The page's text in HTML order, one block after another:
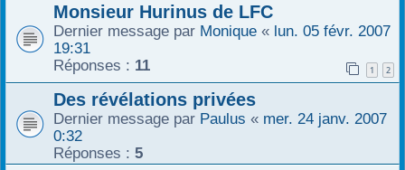
Monsieur Hurinus de LFC
Dernier message par Monique « lun. 05 févr. 2007
19:31
Réponses : 11 1 2
Des révélations privées
Dernier message par Paulus « mer. 24 janv. 2007
0:32
Réponses : 5